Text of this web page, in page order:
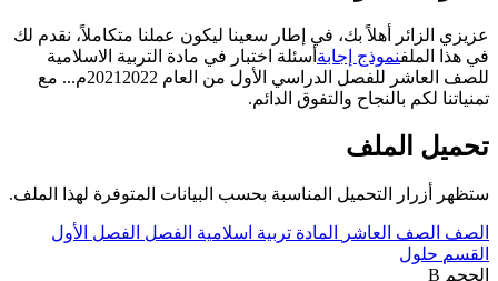
عزيزي الزائر أهلاً بك، في إطار سعينا ليكون عملنا متكاملاً، نقدم لك
في هذا الملفنموذج إجابةأسئلة اختبار في مادة التربية الاسلامية
للصف العاشر للفصل الدراسي الأول من العام 20212022م... مع
تمنياتنا لكم بالنجاح والتفوق الدائم.
تحميل الملف
ستظهر أزرار التحميل المناسبة بحسب البيانات المتوفرة لهذا الملف.
الصف الصف العاشر المادة تربية اسلامية الفصل
الفصل الأول
القسم حلول
الحجم B